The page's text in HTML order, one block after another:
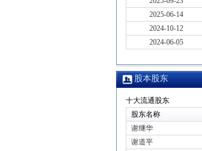
2025-06-14
2024-10-12
2024-06-05
股本股东
十大流通股东
股东名称
谢继华
谢道平